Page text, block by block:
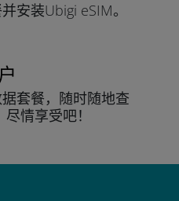
安装Ubigi eSIM。
套餐，随时随地查
尽情享受吧！